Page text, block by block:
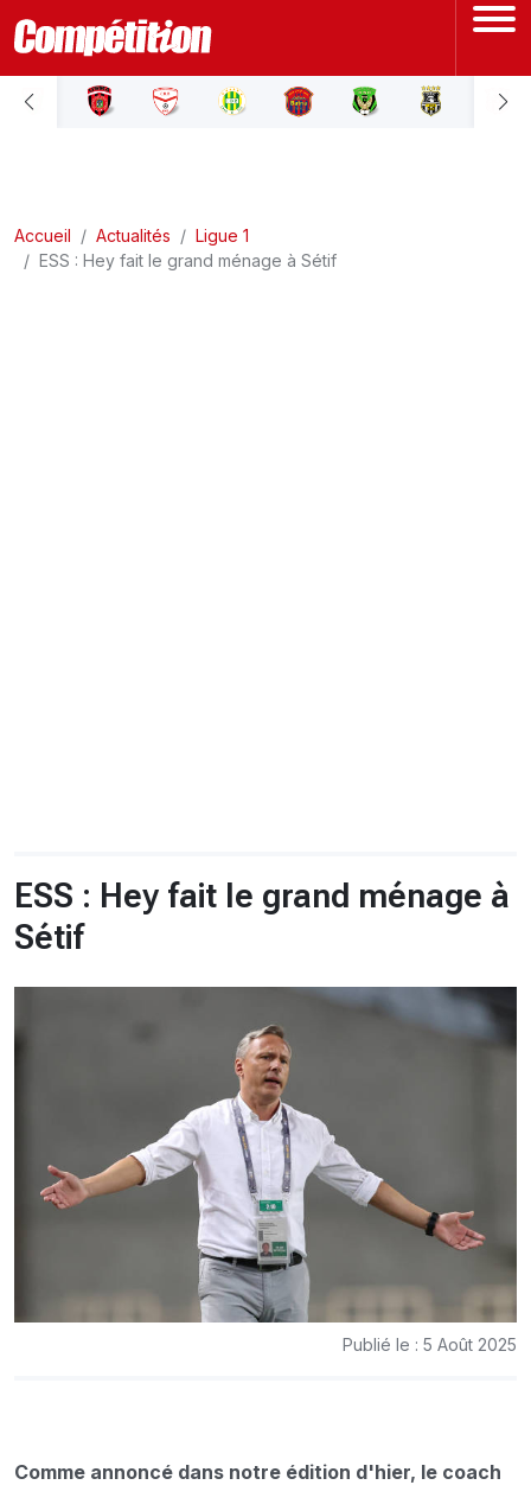
ACCUEIL
LIGUE 2
Accueil Actualités
Ligue 1
ESS : Hey fait le grand ménage à Sétif
ESS : Hey fait le grand ménage à
Sétif
Publié le : 5 Août 2025
Comme annoncé dans notre édition d'hier, le coach